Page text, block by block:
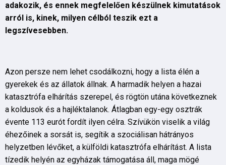
adakozik, és ennek megfelelően készülnek kimutatások
arról is, kinek, milyen célból teszik ezt a
legszívesebben.
Azon persze nem lehet csodálkozni, hogy a lista élén a
gyerekek és az állatok állnak. A harmadik helyen a hazai
katasztrófa elhárítás szerepel, és rögtön utána következnek
a koldusok és a hajléktalanok. Átlagban egy-egy osztrák
évente 113 eurót fordít ilyen célra. Szívükön viselik a világ
éhezőinek a sorsát is, segítik a szociálisan hátrányos
helyzetben lévőket, a külföldi katasztrófa elhárítást. A lista
tízedik helyén az egyházak támogatása áll, maga mögé